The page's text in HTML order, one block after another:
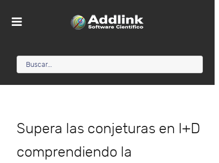
Supera las conjeturas en I+D
comprendiendo la